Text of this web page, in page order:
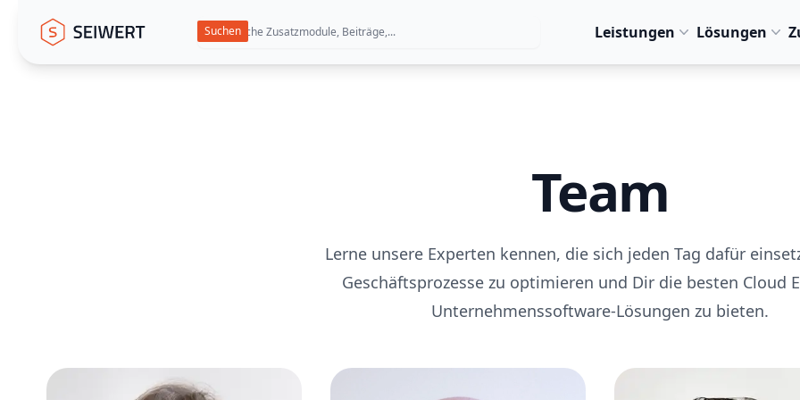
Seiwert GmbH Leistungen Lösungen
Team
Lerne unsere Experten kennen, die sich jeden Tag dafür
Geschäftsprozesse zu optimieren und Dir die besten Cloud
Unternehmenssoftware-Lösungen zu bieten.